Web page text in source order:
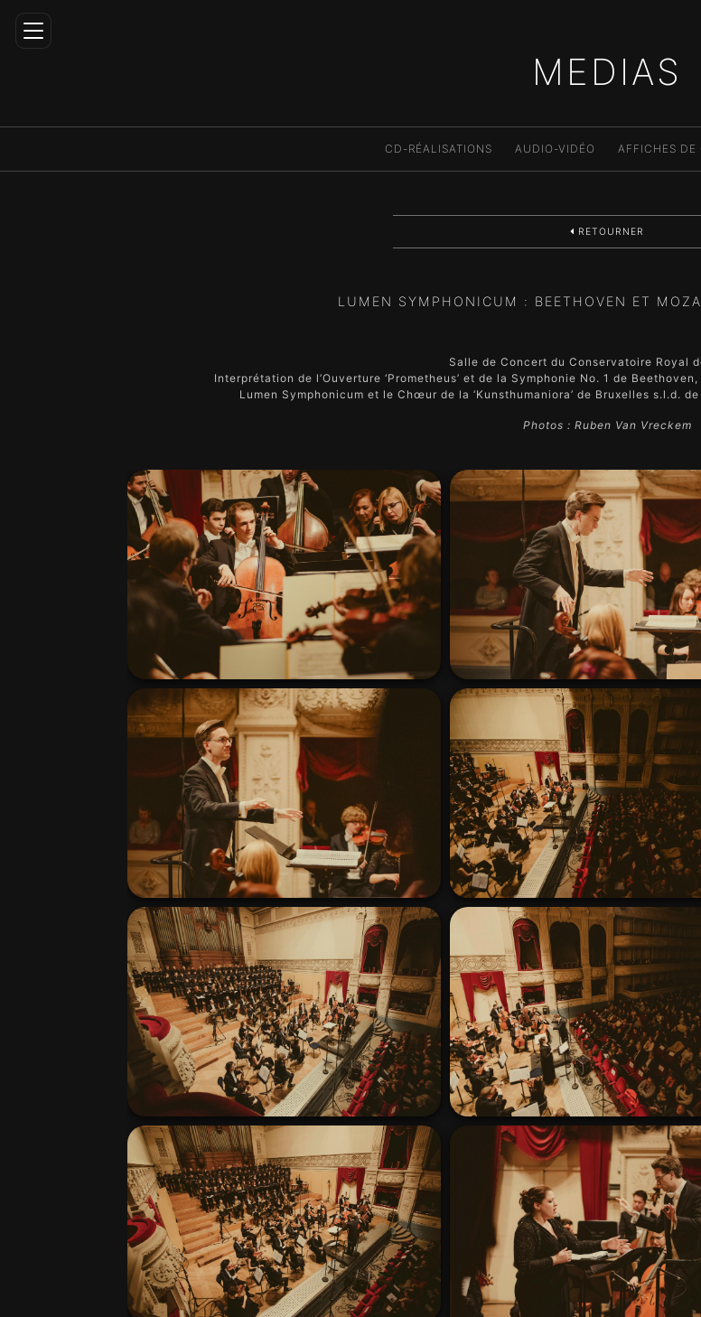
Home
MEDIAS
CD-RÉALISATIONS AUDIO-VIDÉO AFFICHES DE
RETOURNER
LUMEN SYMPHONICUM : BEETHOVEN ET
Salle de Concert du Conservatoire Royal
Interprétation de l’Ouverture ‘Prometheus’ et de la Symphonie No. 1 de
Lumen Symphonicum et le Chœur de la ‘Kunsthumaniora’ de Bruxelles s.l.d.
Photos : Ruben Van Vreckem